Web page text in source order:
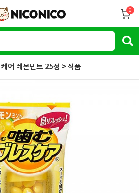
0
어 레몬민트 25정 > 식품